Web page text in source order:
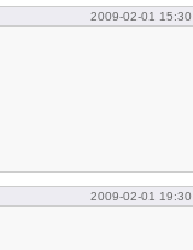
2009-02-01 15:30
2009-02-01 19:30